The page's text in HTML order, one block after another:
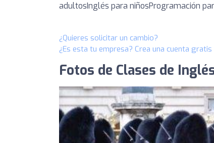
adultosInglés para niñosProgramación
¿Quieres solicitar un cambio?
¿Es esta tu empresa? Crea una cuenta
Fotos de Clases de